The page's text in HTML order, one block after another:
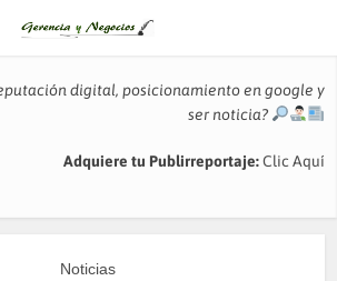
digital, posicionamiento en google y
ser noticia?
Adquiere tu Publirreportaje:Clic Aquí
Noticias